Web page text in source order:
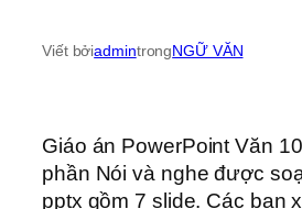
Viết bởiadmintrongNGỮ VĂN
Giáo án PowerPoint Văn
phần Nói và nghe được
pptx gồm 7 slide. Các bạn